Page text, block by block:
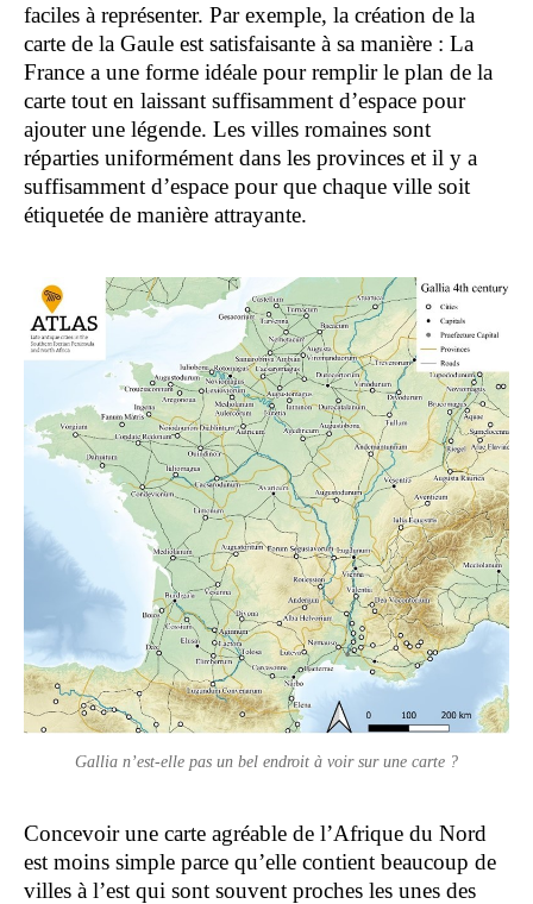
faciles à représenter. Par exemple, la création de la
carte de la Gaule est satisfaisante à sa manière : La
France a une forme idéale pour remplir le plan de la
carte tout en laissant suffisamment d’espace pour
ajouter une légende. Les villes romaines sont
réparties uniformément dans les provinces et il y a
suffisamment d’espace pour que chaque ville soit
étiquetée de manière attrayante.
Gallia n’est-elle pas un bel endroit à voir sur une carte ?
Concevoir une carte agréable de l’Afrique du Nord
est moins simple parce qu’elle contient beaucoup de
villes à l’est qui sont souvent proches les unes des